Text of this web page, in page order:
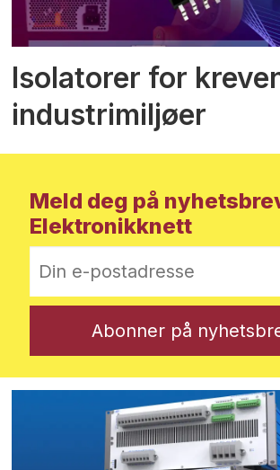
Isolatorer for
industrimiljøer
Meld deg på
Elektronikknett